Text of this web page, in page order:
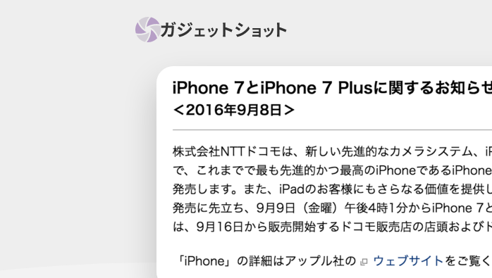
すべて スマホ PC関連
セール情報 スマートホーム アクションカメラ カメラ 回線
ニュース オーディオ 周辺機器